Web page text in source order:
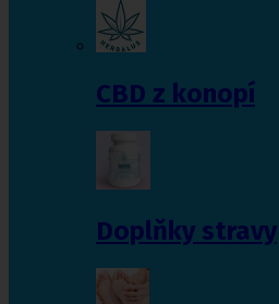
CBD z konopí
Doplňky stravy